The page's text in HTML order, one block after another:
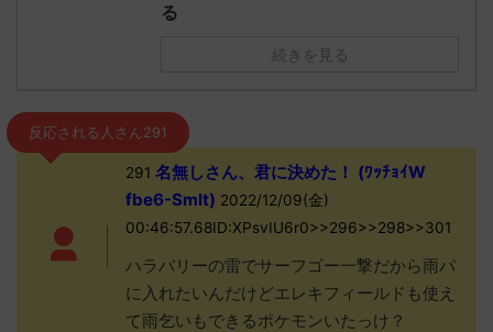
る
続きを見る
反応される人さん291
291 名無しさん、君に決めた！ (ﾜｯﾁｮｲW
fbe6-Smlt) 2022/12/09(金)
00:46:57.68ID:XPsvIU6r0>>296>>298>>301
ハラバリーの雷でサーフゴー一撃だから雨パ
に入れたいんだけどエレキフィールドも使え
て雨乞いもできるポケモンいたっけ？